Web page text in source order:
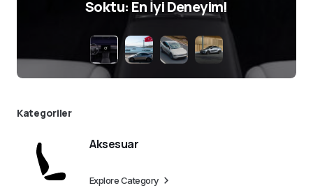
Soktu: En İyi Deneyim!
Kategoriler
Aksesuar
Explore Category